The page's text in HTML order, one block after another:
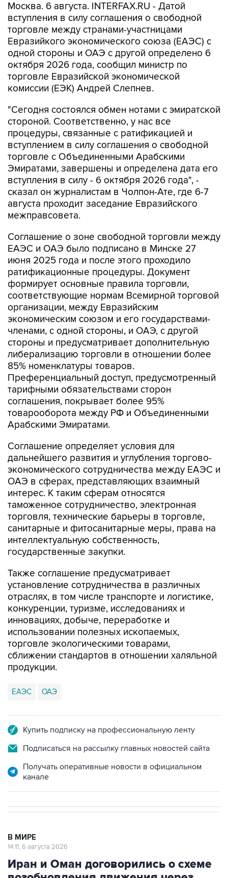
Москва. 6 августа. INTERFAX.RU - Датой
вступления в силу соглашения о свободной
торговле между странами-участницами
Евразийкого экономического союза (ЕАЭС) с
одной стороны и ОАЭ с другой определено 6
октября 2026 года, сообщил министр по
торговле Евразийской экономической
комиссии (ЕЭК) Андрей Слепнев.
"Сегодня состоялся обмен нотами с эмиратской
стороной. Соответственно, у нас все
процедуры, связанные с ратификацией и
вступлением в силу соглашения о свободной
торговле с Объединенными Арабскими
Эмиратами, завершены и определена дата его
вступления в силу - 6 октября 2026 года", -
сказал он журналистам в Чолпон-Ате, где 6-7
августа проходит заседание Евразийского
межправсовета.
Соглашение о зоне свободной торговли между
ЕАЭС и ОАЭ было подписано в Минске 27
июня 2025 года и после этого проходило
ратификационные процедуры. Документ
формирует основные правила торговли,
соответствующие нормам Всемирной торговой
организации, между Евразийским
экономическим союзом и его государствами-
членами, с одной стороны, и ОАЭ, с другой
стороны и предусматривает дополнительную
либерализацию торговли в отношении более
85% номенклатуры товаров.
Преференциальный доступ, предусмотренный
тарифными обязательствами сторон
соглашения, покрывает более 95%
товарооборота между РФ и Объединенными
Арабскими Эмиратами.
Соглашение определяет условия для
дальнейшего развития и углубления торгово-
экономического сотрудничества между ЕАЭС и
ОАЭ в сферах, представляющих взаимный
интерес. К таким сферам относятся
таможенное сотрудничество, электронная
торговля, технические барьеры в торговле,
санитарные и фитосанитарные меры, права на
интеллектуальную собственность,
государственные закупки.
Также соглашение предусматривает
установление сотрудничества в различных
отраслях, в том числе транспорте и логистике,
конкуренции, туризме, исследованиях и
инновациях, добыче, переработке и
использовании полезных ископаемых,
торговле экологическими товарами,
сближении стандартов в отношении халяльной
продукции.
ЕАЭС ОАЭ
Купить подписку на профессиональную ленту
Подписаться на рассылку главных новостей сайта
Получать оперативные новости в официальном
канале
В МИРЕ
14:11, 6 августа 2026
Иран и Оман договорились о схеме